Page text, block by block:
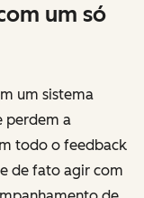
um só
um sistema
perdem a
todo o feedback
de fato agir com